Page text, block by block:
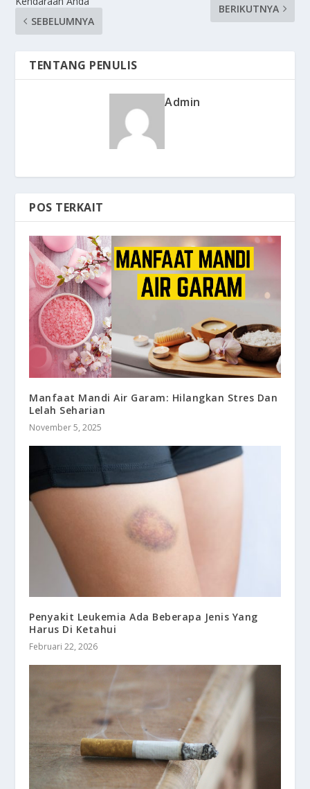
SEBELUMNYA
BERIKUTNYA
TENTANG PENULIS
Admin
POS TERKAIT
Manfaat Mandi Air Garam: Hilangkan Stres Dan
Lelah Seharian
November 5, 2025
Penyakit Leukemia Ada Beberapa Jenis Yang
Harus Di Ketahui
Februari 22, 2026